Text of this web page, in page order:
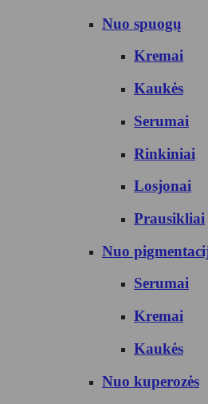
Nuo spuogų
Kremai
Kaukės
Serumai
Rinkiniai
Losjonai
Prausikliai
Nuo
Serumai
Kremai
Kaukės
Nuo kuperozės